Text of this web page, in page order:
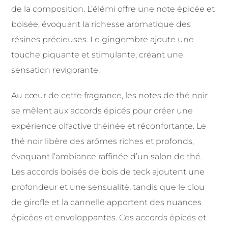
de la composition. L’élémi offre une note épicée et
boisée, évoquant la richesse aromatique des
résines précieuses. Le gingembre ajoute une
touche piquante et stimulante, créant une
sensation revigorante.
Au cœur de cette fragrance, les notes de thé noir
se mêlent aux accords épicés pour créer une
expérience olfactive théinée et réconfortante. Le
thé noir libère des arômes riches et profonds,
évoquant l’ambiance raffinée d’un salon de thé.
Les accords boisés de bois de teck ajoutent une
profondeur et une sensualité, tandis que le clou
de girofle et la cannelle apportent des nuances
épicées et enveloppantes. Ces accords épicés et